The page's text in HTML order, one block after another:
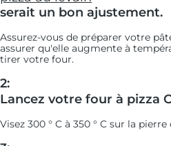
serait un bon ajustement.
Assurez-vous de préparer votre
assurer qu'elle augmente à
tirer votre four.
2:
Lancez votre four à pizza
Visez 300 ° C à 350 ° C sur la